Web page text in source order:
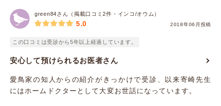
green84さん（掲載口コミ2件・インコ/オウム）
2018年06月投稿
5.0
この口コミは受診から5年以上経過しています。
安心して預けられるお医者さん
愛鳥家の知人からの紹介がきっかけで受診、以来寄崎先生
にはホームドクターとして大変お世話になっています。